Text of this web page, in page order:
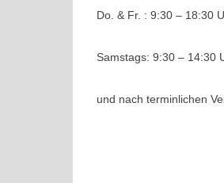
Do. & Fr. : 9:30 – 18:30
Samstags: 9:30 – 14:30
und nach terminlichen